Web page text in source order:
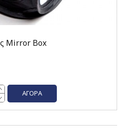
Mirror Box
ΑΓΟΡΆ